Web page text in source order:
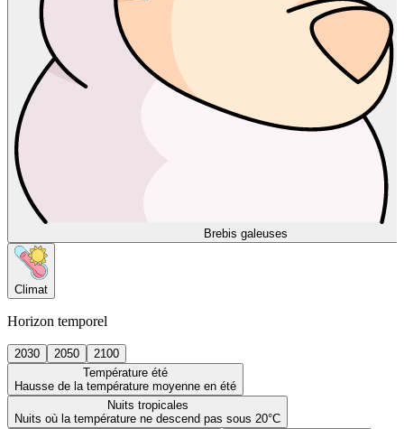
Brebis galeuses
Climat
Horizon temporel
2030 2050
2100
Température été
Hausse de la température moyenne en été
Nuits tropicales
Nuits où la température ne descend pas sous 20°C